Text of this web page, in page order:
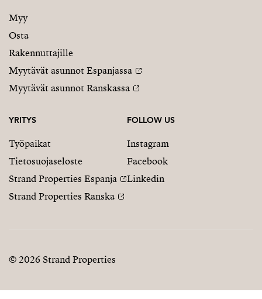
Myy
Osta
Rakennuttajille
Myytävät asunnot Espanjassa
Myytävät asunnot Ranskassa
YRITYS
Työpaikat
Tietosuojaseloste
Strand Properties Espanja
Strand Properties Ranska
FOLLOW US
Instagram
Facebook
Linkedin
© 2026 Strand Properties